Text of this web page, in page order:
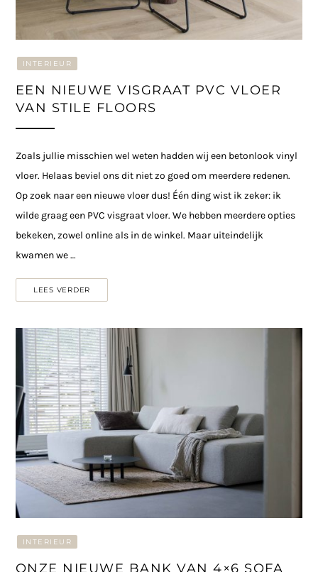
INTERIEUR
EEN NIEUWE VISGRAAT PVC VLOER
VAN STILE FLOORS
Zoals jullie misschien wel weten hadden wij een betonlook vinyl
vloer. Helaas beviel ons dit niet zo goed om meerdere redenen.
Op zoek naar een nieuwe vloer dus! Één ding wist ik zeker: ik
wilde graag een PVC visgraat vloer. We hebben meerdere opties
bekeken, zowel online als in de winkel. Maar uiteindelijk
kwamen we …
LEES VERDER
INTERIEUR
ONZE NIEUWE BANK VAN 4×6 SOFA